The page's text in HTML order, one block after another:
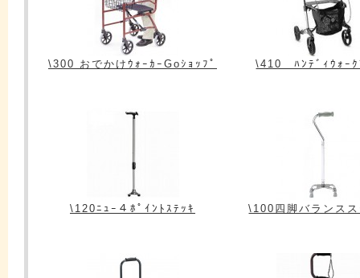
\300 おでかけｳｫｰｶｰGoｼｮｯﾌﾟ \410 ﾊﾝﾃﾞｨｳｫｰｸ
\120ﾆｭｰ４ﾎﾟｲﾝﾄｽﾃｯｷ \100四脚バランス